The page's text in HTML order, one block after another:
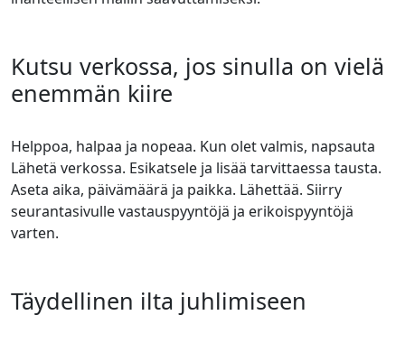
Kutsu verkossa, jos sinulla on vielä
enemmän kiire
Helppoa, halpaa ja nopeaa. Kun olet valmis, napsauta
Lähetä verkossa. Esikatsele ja lisää tarvittaessa tausta.
Aseta aika, päivämäärä ja paikka. Lähettää. Siirry
seurantasivulle vastauspyyntöjä ja erikoispyyntöjä
varten.
Täydellinen ilta juhlimiseen